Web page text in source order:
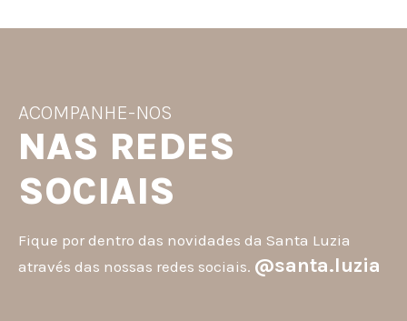
ACOMPANHE-NOS
NAS REDES
SOCIAIS
Fique por dentro das novidades da Santa Luzia
através das nossas redes sociais. @santa.luzia